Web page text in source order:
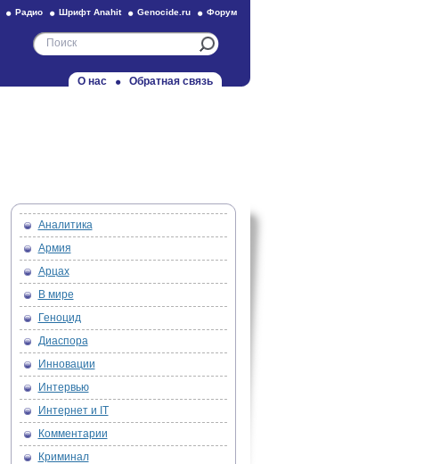
Радио Шрифт Anahit Genocide.ru Форум
О нас Обратная связь
Аналитика
Армия
Арцах
В мире
Геноцид
Диаспора
Инновации
Интервью
Интернет и IT
Комментарии
Криминал